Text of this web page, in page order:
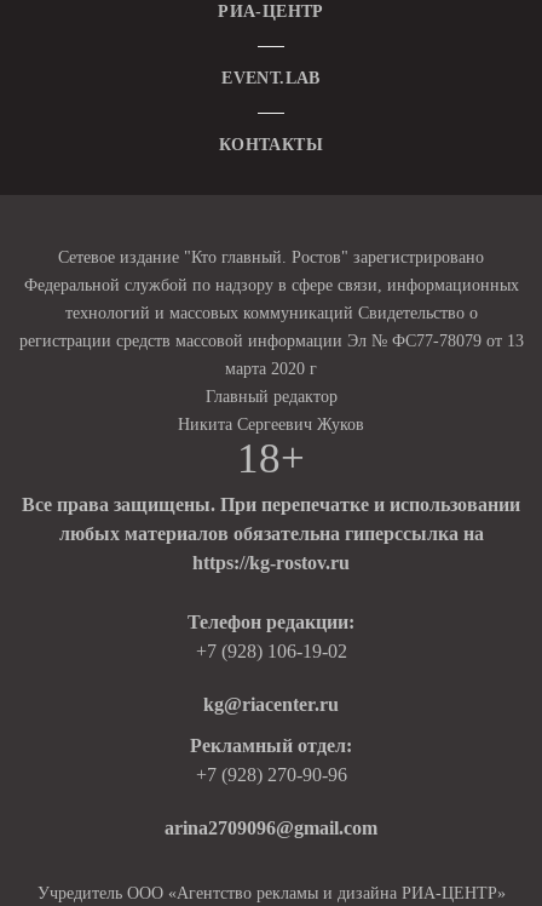
РИА-ЦЕНТР
EVENT.LAB
КОНТАКТЫ
Сетевое издание "Кто главный. Ростов" зарегистрировано
Федеральной службой по надзору в сфере связи, информационных
технологий и массовых коммуникаций Свидетельство о
регистрации средств массовой информации Эл № ФС77-78079 от 13
марта 2020 г
Главный редактор
Никита Сергеевич Жуков
18+
Все права защищены. При перепечатке и использовании
любых материалов обязательна гиперссылка на
https://kg-rostov.ru
Телефон редакции:
+7 (928) 106-19-02
kg@riacenter.ru
Рекламный отдел:
+7 (928) 270-90-96
arina2709096@gmail.com
Учредитель ООО «Агентство рекламы и дизайна РИА-ЦЕНТР»